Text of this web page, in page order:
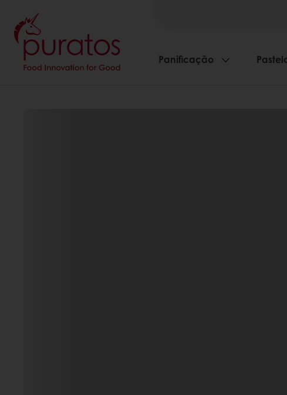
Panificação